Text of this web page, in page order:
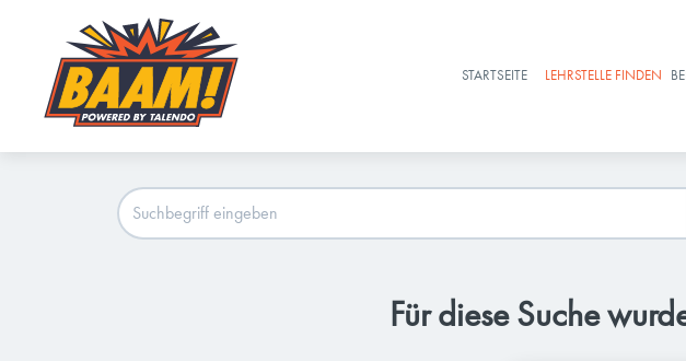
STARTSEITE LEHRSTELLE FINDEN
Für diese Suche